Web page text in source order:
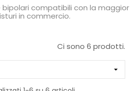
bipolari compatibili con la maggior
in commercio.
Ci sono 6 prodotti.
